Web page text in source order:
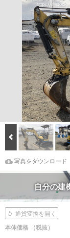
Prev
Download
写真をダウンロード
自分の建
本体価格 （税抜）
通貨変換を開く